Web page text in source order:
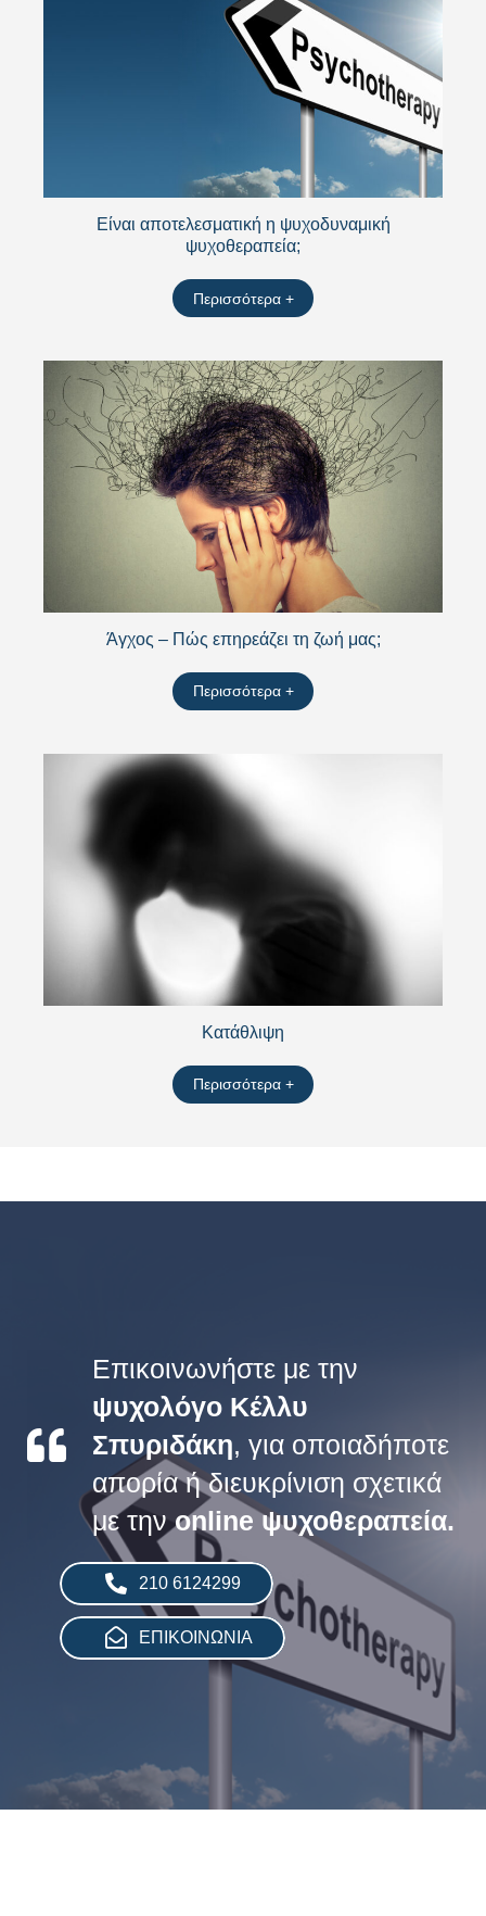
Είναι αποτελεσματική η ψυχοδυναμική
ψυχοθεραπεία;
Περισσότερα +
Άγχος – Πώς επηρεάζει τη ζωή μας;
Περισσότερα +
Κατάθλιψη
Περισσότερα +
Επικοινωνήστε με την
ψυχολόγο Κέλλυ
Σπυριδάκη, για οποιαδήποτε
απορία ή διευκρίνιση σχετικά
με τηνonline ψυχοθεραπεία.
210 6124299
ΕΠΙΚΟΙΝΩΝΙΑ